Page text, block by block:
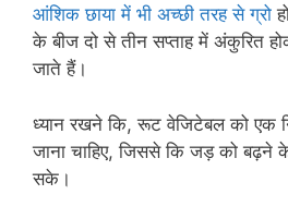
आंशिक छाया में भी अच्छी तरह से ग्रो
के बीज दो से तीन सप्ताह में अंकुरित
जाते हैं।
ध्यान रखने कि, रूट वेजिटेबल को एक
जाना चाहिए, जिससे कि जड़ को बढ़ने के
सके।